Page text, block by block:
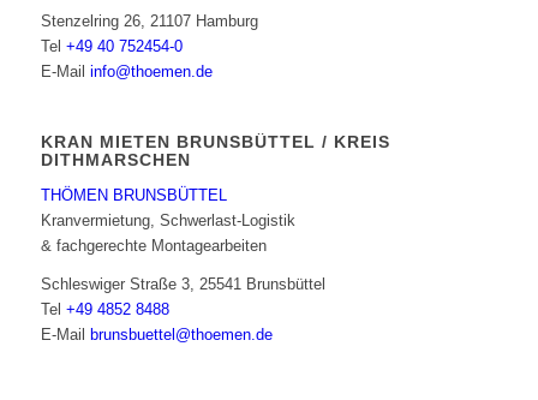
Stenzelring 26, 21107 Hamburg
Tel +49 40 752454-0
E-Mail info@thoemen.de
KRAN MIETEN BRUNSBÜTTEL / KREIS
DITHMARSCHEN
THÖMEN BRUNSBÜTTEL
Kranvermietung, Schwerlast-Logistik
& fachgerechte Montagearbeiten
Schleswiger Straße 3, 25541 Brunsbüttel
Tel +49 4852 8488
E-Mail
brunsbuettel@thoemen.de